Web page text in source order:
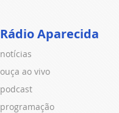
Rádio Aparecida
notícias
ouça ao vivo
podcast
programação